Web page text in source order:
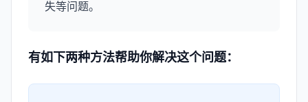
失等问题。
有如下两种方法帮助你解决这个问题：